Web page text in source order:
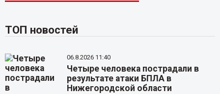
ТОП новостей
06.8.2026 11:40
Четыре человека пострадали в
результате атаки БПЛА в
Нижегородской области